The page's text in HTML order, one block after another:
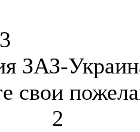
ЗАЗ-
свои
2